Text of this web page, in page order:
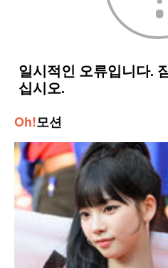
Oh!모션